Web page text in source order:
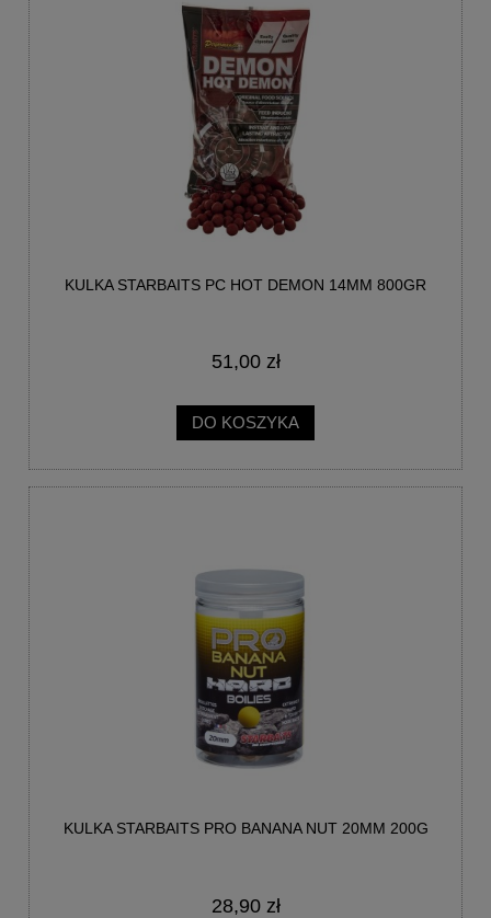
KULKA STARBAITS PC HOT DEMON 14MM 800GR
51,00 zł
DO KOSZYKA
KULKA STARBAITS PRO BANANA NUT 20MM 200G
28,90 zł